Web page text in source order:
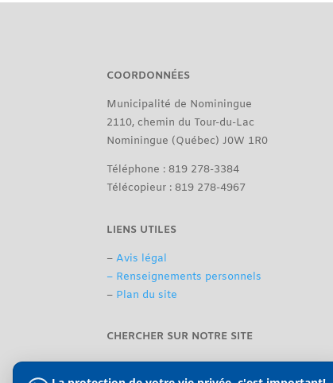
COORDONNÉES
Municipalité de Nominingue
2110, chemin du Tour-du-Lac
Nominingue (Québec) J0W 1R0
Téléphone : 819 278-3384
Télécopieur : 819 278-4967
LIENS UTILES
–Avis légal
– Renseignements personnels
– Plan du site
CHERCHER SUR NOTRE SITE